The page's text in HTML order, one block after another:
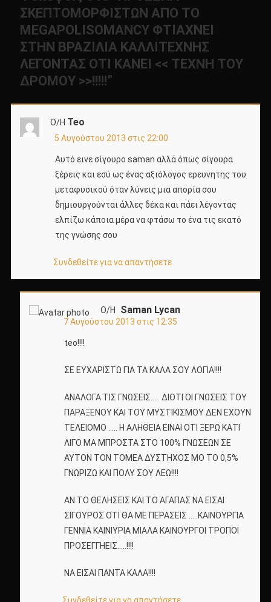
ΣΚΕΠΤΟΜΟΡΦΙΣΤΩΝ ΑΠΟ ΤΟ
MEGAPOLISOMANCY ΦΤΙΑΧΝΕΙ
ΣΤΗΝ ΒΡΑΖΙΛΙΑ ΚΑΛΛΙΤΕΧΝΗΣ
ΛΕΓΟΝΤΑΣ ΟΤΙ ΚΑΝΕΙ << ΤΕΧΝΗ ΤΟΥ
ΔΡΟΜΟΥ >>!!!!!”
Ο/Η Teo
5 Αυγούστου 2013 στις 22:00
Αυτό εινε σίγουρο saman αλλά όπως σίγουρα
ξέρεις και εσύ ως ένας αξιόλογος ερευνητης του
μεταφυσικού όταν λύνεις μια απορία σου
δημιουργούνται άλλες δέκα και πάει λέγοντας
ελπίζω κάποια μέρα να φτάσω το ένα τις εκατό
της γνώσης σου
Συνδεθείτε για να απαντήσετε
Ο/Η Saman Lycan
7 Αυγούστου 2013 στις 12:35
teo!!!!
ΣΕ ΕΥΧΑΡΙΣΤΩ ΓΙΑ ΤΑ ΚΑΛΑ ΣΟΥ ΛΟΓΙΑ!!!!
ΑΝΑΛΟΓΑ ΤΙΣ ΓΝΩΣΕΙΣ….. ΔΙΟΤΙ ΟΙ ΓΝΩΣΕΙΣ ΤΟΥ
ΠΑΡΑΞΕΝΟΥ ΚΑΙ ΤΟΥ ΜΥΣΤΙΚΙΣΜΟΥ ΔΕΝ ΕΧΟΥΝ
ΤΕΛΕΙΟΜΟ ….. Η ΑΛΗΘΕΙΑ ΕΙΝΑΙ ΟΤΙ ΞΕΡΩ ΚΑΤΙ
ΛΙΓΟ ΜΑ ΜΠΡΟΣΤΑ ΣΤΟ 100% ΓΝΩΣΕΩΝ ΣΕ
ΑΥΤΟΝ ΤΟΝ ΤΟΜΕΑ ΔΥΣΤΗΧΟΣ ΜΟ ΤΟ 0,5%
ΓΝΩΡΙΖΩ ΚΑΙ ΠΟΛΥ ΣΟΥ ΛΕΩ!!!!
ΑΝ ΤΟ ΘΕΛΗΣΕΙΣ ΚΑΙ ΤΟ ΑΓΑΠΑΣ ΝΑ ΕΙΣΑΙ
ΣΙΓΟΥΡΟΣ ΟΤΙ ΘΑ ΜΕ ΠΕΡΑΣΕΙΣ …..ΚΑΙΝΟΥΡΓΙΑ
ΓΕΝΝΙΑ ΚΑΙΝΙΥΡΙΑ ΜΙΑΛΑ ΚΑΙΝΟΥΡΓΟΙ ΤΡΟΠΟΙ
ΠΡΟΣΕΓΓΗΕΙΣ…..!!!!
ΝΑ ΕΙΣΑΙ ΠΑΝΤΑ ΚΑΛΑ!!!!